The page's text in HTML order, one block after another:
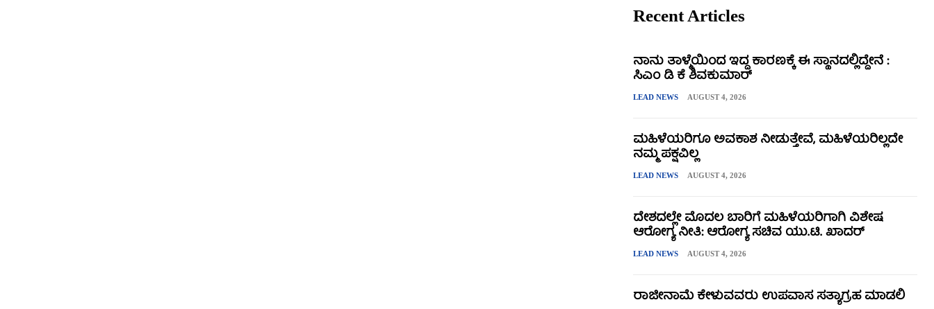
Recent Articles
ನಾನು ತಾಳ್ಮೆಯಿಂದ ಇದ್ದ ಕಾರಣಕ್ಕೆ ಈ ಸ್ಥಾನದಲ್ಲಿದ್ದೇನೆ :
ಸಿಎಂ ಡಿ ಕೆ ಶಿವಕುಮಾರ್
LEAD NEWS AUGUST 4, 2026
ಮಹಿಳೆಯರಿಗೂ ಅವಕಾಶ ನೀಡುತ್ತೇವೆ, ಮಹಿಳೆಯರಿಲ್ಲದೇ
ನಮ್ಮ ಪಕ್ಷವಿಲ್ಲ
LEAD NEWS AUGUST 4, 2026
ದೇಶದಲ್ಲೇ ಮೊದಲ ಬಾರಿಗೆ ಮಹಿಳೆಯರಿಗಾಗಿ ವಿಶೇಷ
ಆರೋಗ್ಯ ನೀತಿ: ಆರೋಗ್ಯ ಸಚಿವ ಯು.ಟಿ. ಖಾದರ್
LEAD NEWS AUGUST 4, 2026
ರಾಜೀನಾಮೆ ಕೇಳುವವರು ಉಪವಾಸ ಸತ್ಯಾಗ್ರಹ ಮಾಡಲಿ